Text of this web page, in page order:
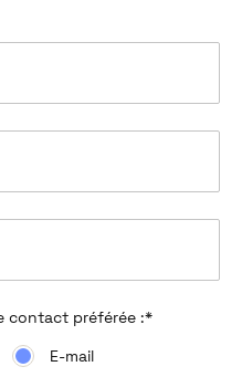
contact préférée :*
E-mail